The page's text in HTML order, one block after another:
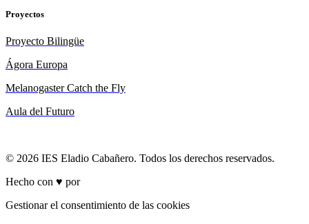
Proyectos
Proyecto Bilingüe
Ágora Europa
Melanogaster Catch the Fly
Aula del Futuro
© 2026 IES Eladio Cabañero. Todos los derechos reservados.
Hecho con ♥ por
Gestionar el consentimiento de las cookies